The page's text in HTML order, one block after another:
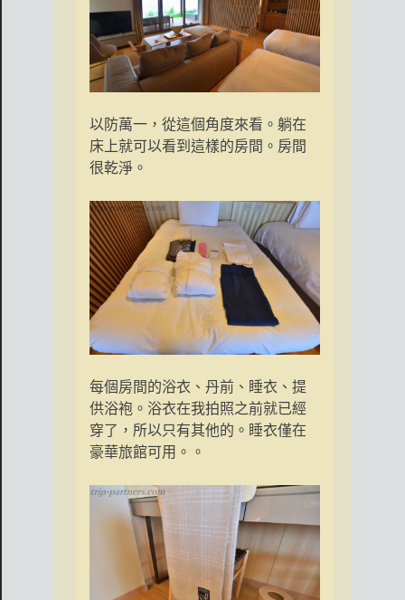
以防萬一，從這個角度來看。躺在
床上就可以看到這樣的房間。房間
很乾淨。
每個房間的浴衣、 丹前 、睡衣、提
供浴袍。浴衣在我拍照之前就已經
穿了，所以只有其他的。睡衣僅在
豪華旅館可用。。